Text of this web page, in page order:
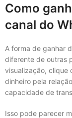
Como
canal do
A forma de ganhar
diferente de outras
visualização, clique
dinheiro pela
capacidade de
Isso pode parecer